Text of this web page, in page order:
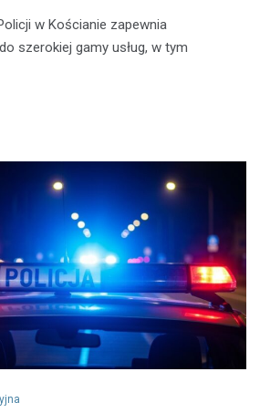
w Kościanie zapewnia
szerokiej gamy usług, w tym